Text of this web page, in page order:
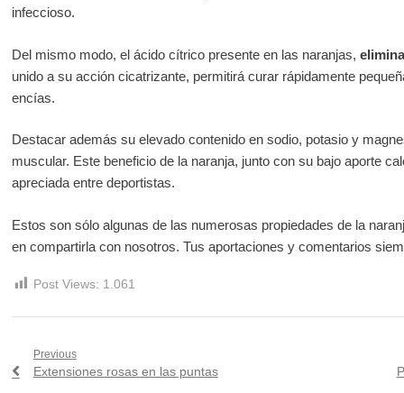
infeccioso.
Del mismo modo, el ácido cítrico presente en las naranjas,
unido a su acción cicatrizante, permitirá curar rápidamente
encías.
Destacar además su elevado contenido en sodio, potasio y
muscular. Este beneficio de la naranja, junto con su bajo aporte
apreciada entre deportistas.
Estos son sólo algunas de las numerosas propiedades de la
en compartirla con nosotros. Tus aportaciones y comentarios
Post Views: 1.061
Navegación
Previous
Previous
Extensiones rosas en las puntas